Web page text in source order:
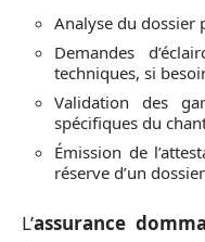
Analyse du dossier
Demandes
techniques, si
Validation des
spécifiques du
Émission de
réserve d’un
L’assurance